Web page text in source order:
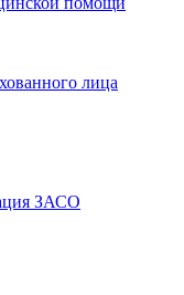
лица
ЗАСО